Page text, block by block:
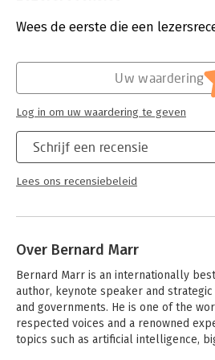
Verschijningsdatum:
30-1-2015
IT-management /
Wees de eerste die een
Schrijf een recensie
Lees ons recensiebeleid
Uw waardering
Log in om uw waardering te geven
Over Bernard Marr
Bernard Marr is an internationally
author, keynote speaker and
and governments. He is one of the
respected voices and a renowned
topics such as artificial intelligence,